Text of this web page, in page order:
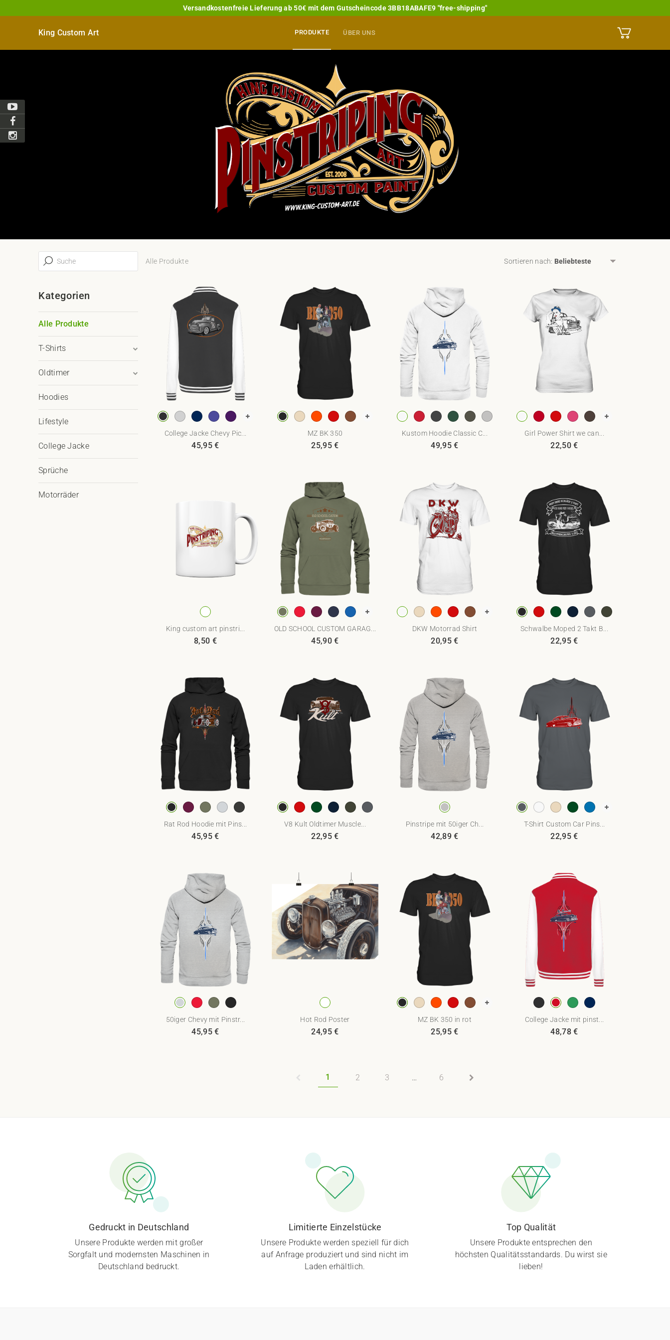
Versandkostenfreie Lieferung ab 50€ mit dem Gutscheincode 3BB18ABAFE9 "free-shipping"
King Custom Art PRODUKTE ÜBER UNS
Kategorien
Alle Produkte
T-Shirts
Oldtimer
Hoodies
Lifestyle
College Jacke
Sprüche
Motorräder
Alle Produkte Sortieren nach:
College Jacke Chevy Pic...
45,95€
MZ BK 350
25,95€
Kustom Hoodie Classic C...
49,95€
Girl Power Shirt we can...
22,50€
King custom art pinstri...
8,50 €
OLD SCHOOL CUSTOM GARAG...
45,90€
DKW Motorrad Shirt
20,95€
Schwalbe Moped 2 Takt B...
22,95€
Rat Rod Hoodie mit Pins...
45,95€
V8 Kult Oldtimer Muscle...
22,95€
Pinstripe mit 50iger Ch...
42,89€
T-Shirt Custom Car Pins...
22,95€
50iger Chevy mit Pinstr...
45,95€
Hot Rod Poster
24,95€
MZ BK 350 in rot
25,95€
College Jacke mit pinst...
48,78€
1 2 3 … 6
Gedruckt in Deutschland
Unsere Produkte werden mit großer
Sorgfalt und modernsten Maschinen in
Deutschland bedruckt.
Limitierte Einzelstücke
Unsere Produkte werden speziell für dich
auf Anfrage produziert und sind nicht im
Laden erhältlich.
Top Qualität
Unsere Produkte entsprechen den
höchsten Qualitätsstandards. Du wirst sie
lieben!